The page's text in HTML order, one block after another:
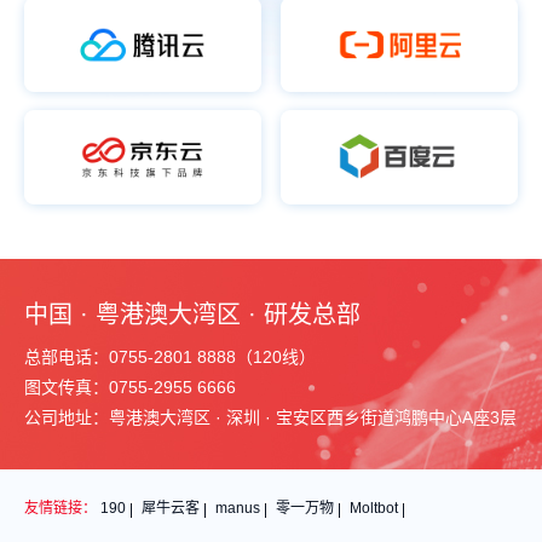
中国 · 粤港澳大湾区 · 研发总部
总部电话：0755-2801 8888（120线）
图文传真：0755-2955 6666
公司地址：粤港澳大湾区 · 深圳 · 宝安区西乡街道鸿鹏中心A座3层
友情链接： 190 犀牛云客 manus 零一万物 Moltbot